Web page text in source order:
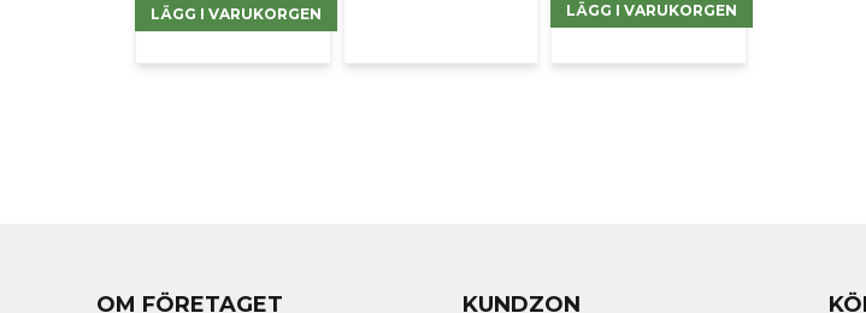
LÄGG I VARUKORGEN LÄGG I VARUKORGEN
OM FÖRETAGET KUNDZON